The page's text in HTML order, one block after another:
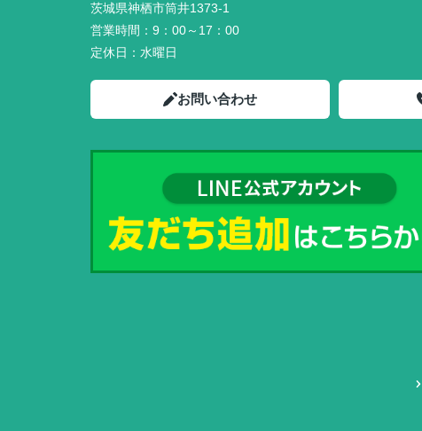
茨城県神栖市筒井1373-1
営業時間： 9：00～17：00
定休日： 水曜日
お問い合わせ